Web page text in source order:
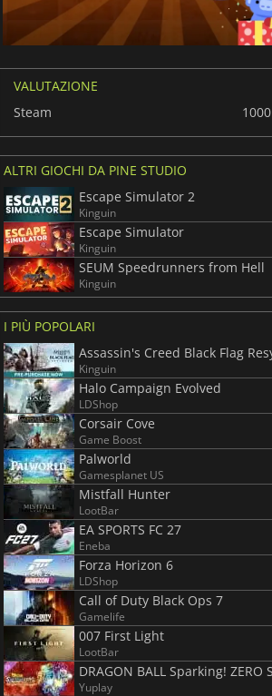
6.75€
WARHAMMER 3
VALUTAZIONE
Steam
1000
ALTRI GIOCHI DA PINE STUDIO
Escape Simulator 2
Kinguin
Escape Simulator
Kinguin
SEUM Speedrunners from Hell
Kinguin
I PIÙ POPOLARI
Kinguin
Halo Campaign Evolved
LDShop
Corsair Cove
Game Boost
Palworld
Gamesplanet US
Mistfall Hunter
LootBar
EA SPORTS FC 27
Eneba
Forza Horizon 6
LDShop
Call of Duty Black Ops 7
Gamelife
007 First Light
LootBar
Yuplay